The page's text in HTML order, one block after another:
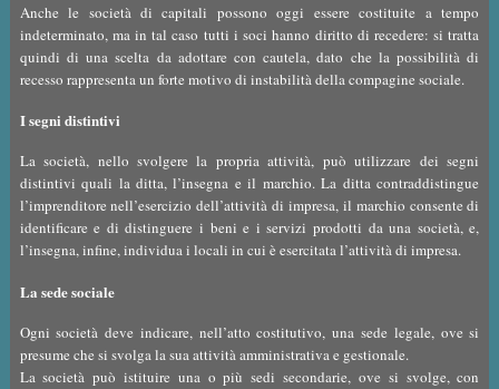
Anche le società di capitali possono oggi essere costituite a tempo
indeterminato, ma in tal caso tutti i soci hanno diritto di recedere: si tratta
quindi di una scelta da adottare con cautela, dato che la possibilità di
recesso rappresenta un forte motivo di instabilità della compagine sociale.
I segni distintivi
La società, nello svolgere la propria attività, può utilizzare dei segni
distintivi quali la ditta, l’insegna e il marchio. La ditta contraddistingue
l’imprenditore nell’esercizio dell’attività di impresa, il marchio consente di
identificare e di distinguere i beni e i servizi prodotti da una società, e,
l’insegna, infine, individua i locali in cui è esercitata l’attività di impresa.
La sede sociale
Ogni società deve indicare, nell’atto costitutivo, una sede legale, ove si
presume che si svolga la sua attività amministrativa e gestionale.
La società può istituire una o più sedi secondarie, ove si svolge, con